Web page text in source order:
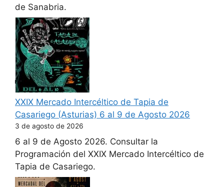
de Sanabria.
XXIX Mercado Intercéltico de Tapia de
Casariego (Asturias) 6 al 9 de Agosto 2026
3 de agosto de 2026
6 al 9 de Agosto 2026. Consultar la
Programación del XXIX Mercado Intercéltico de
Tapia de Casariego.